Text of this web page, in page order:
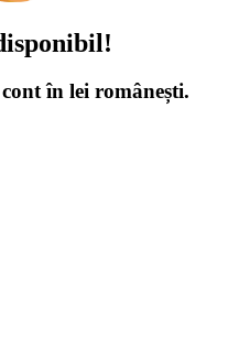
în lei românești.